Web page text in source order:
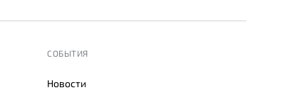
СОБЫТИЯ
Новости